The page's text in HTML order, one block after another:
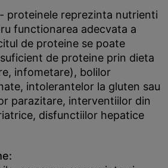
proteinele reprezinta nutrienti
functionarea adecvata a
de proteine se poate
de proteine prin dieta
infometare), bolilor
intolerantelor la gluten sau
parazitare, interventiilor din
disfunctiilor hepatice